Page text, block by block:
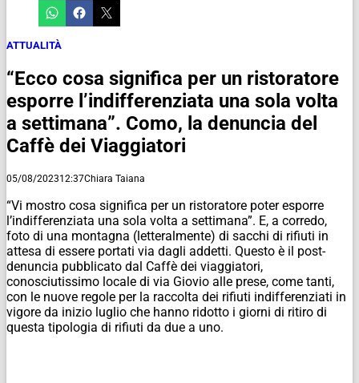
ATTUALITÀ
“Ecco cosa significa per un ristoratore
esporre l’indifferenziata una sola volta
a settimana”. Como, la denuncia del
Caffè dei Viaggiatori
05/08/202312:37Chiara Taiana
“Vi mostro cosa significa per un ristoratore poter esporre
l’indifferenziata una sola volta a settimana”. E, a corredo,
foto di una montagna (letteralmente) di sacchi di rifiuti in
attesa di essere portati via dagli addetti. Questo è il post-
denuncia pubblicato dal Caffè dei viaggiatori,
conosciutissimo locale di via Giovio alle prese, come tanti,
con le nuove regole per la raccolta dei rifiuti indifferenziati in
vigore da inizio luglio che hanno ridotto i giorni di ritiro di
questa tipologia di rifiuti da due a uno.